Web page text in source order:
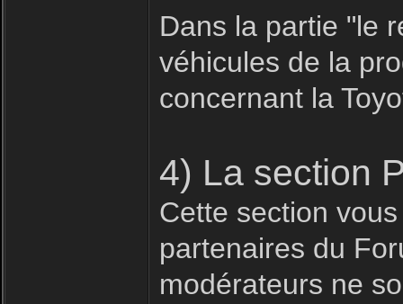
Dans la partie "le
véhicules de la
concernant la
4) La section
Cette section
partenaires du
modérateurs ne